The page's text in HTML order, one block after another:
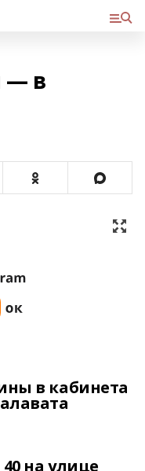
— в
в кабинета
на улице